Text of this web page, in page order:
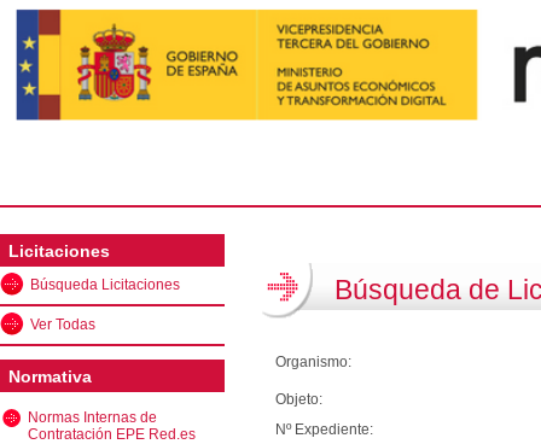
Licitaciones
Búsqueda Licitaciones
Ver Todas
Normativa
Normas Internas de
Contratación EPE Red.es
Búsqueda de
Organismo:
Objeto:
Nº Expediente: